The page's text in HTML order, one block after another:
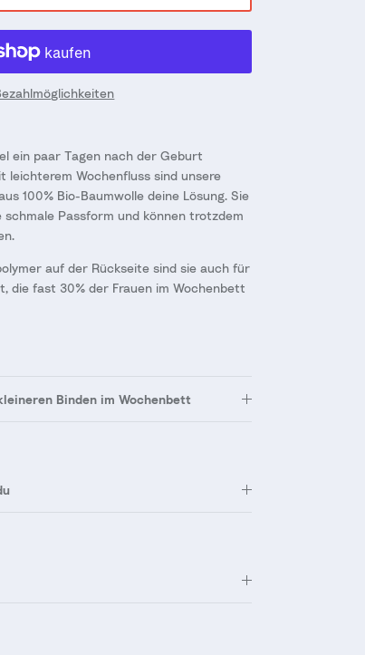
ein paar Tagen nach der Geburt
leichterem Wochenfluss sind unsere
100% Bio-Baumwolle deine Lösung. Sie
Passform und können trotzdem
auf der Rückseite sind sie auch für
die fast 30% der Frauen im Wochenbett
Binden im Wochenbett